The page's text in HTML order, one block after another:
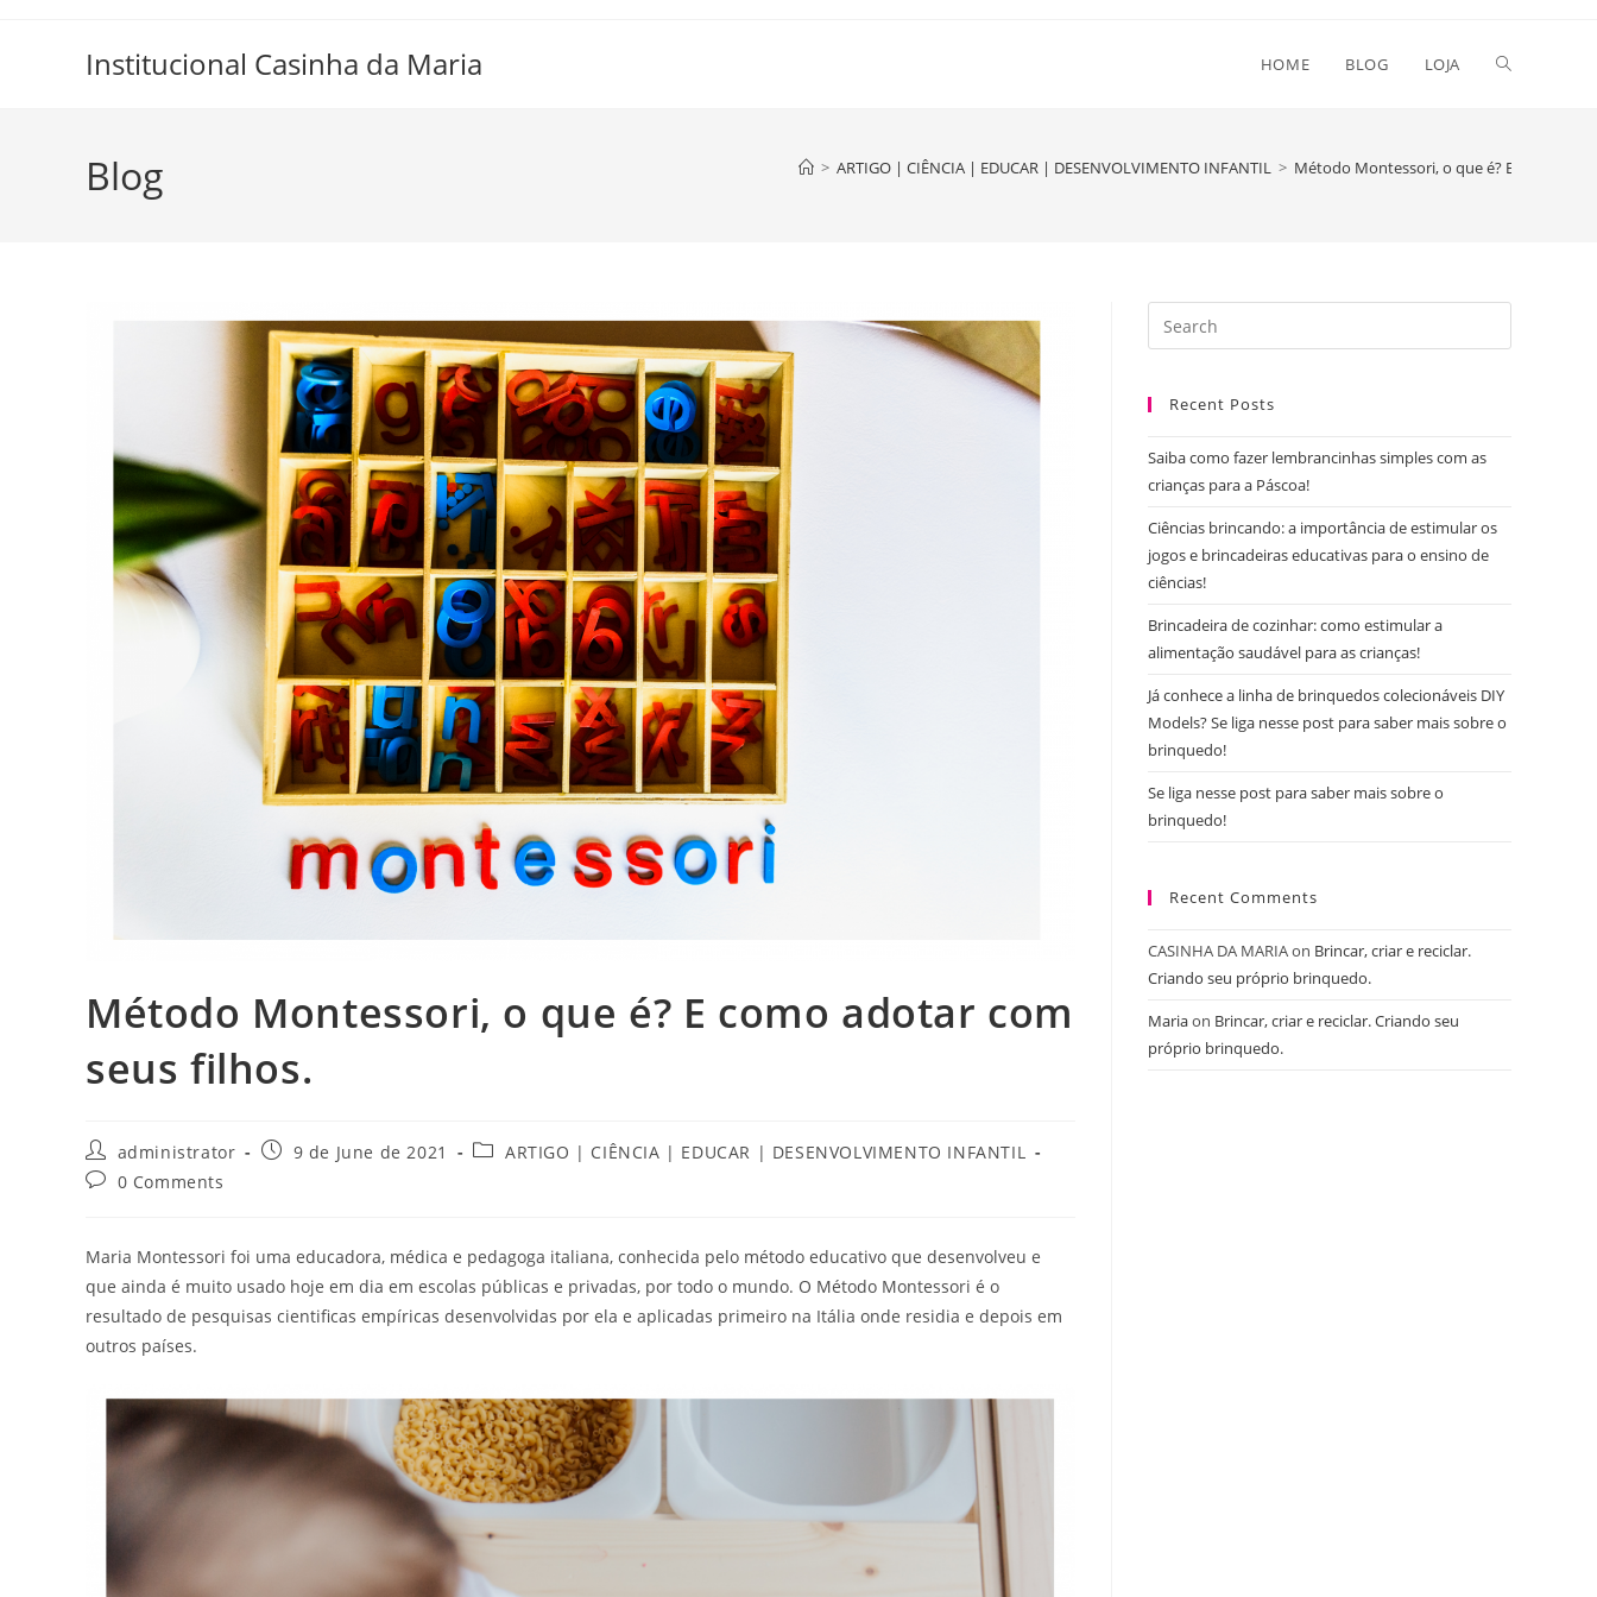
Institucional Casinha da Maria HOME BLOG LOJA Toggle
Blog > ARTIGO | CIÊNCIA | EDUCAR | DESENVOLVIMENTO INFANTIL > Método Montessori, o que é? E como
Método Montessori, o que é? E como adotar com
seus filhos.
Post
author:
administrator
Post9 de June de 2021
PostARTIGO | CIÊNCIA | EDUCAR | DESENVOLVIMENTO INFANTIL
Post0 Comments
Maria Montessori foi uma educadora, médica e pedagoga italiana, conhecida pelo método educativo que desenvolveu e
que ainda é muito usado hoje em dia em escolas públicas e privadas, por todo o mundo. O Método Montessori é o
resultado de pesquisas cientificas empíricas desenvolvidas por ela e aplicadas primeiro na Itália onde residia e depois em
outros países.
Escape
Recent Posts
Saiba como fazer lembrancinhas simples com as
crianças para a Páscoa!
Ciências brincando: a importância de estimular os
jogos e brincadeiras educativas para o ensino de
ciências!
Brincadeira de cozinhar: como estimular a
alimentação saudável para as crianças!
Já conhece a linha de brinquedos colecionáveis DIY
Models? Se liga nesse post para saber mais sobre o
brinquedo!
Se liga nesse post para saber mais sobre o
brinquedo!
Recent Comments
CASINHA DA MARIAon Brincar, criar e reciclar.
Criando seu próprio brinquedo.
Mariaon Brincar, criar e reciclar. Criando seu
próprio brinquedo.